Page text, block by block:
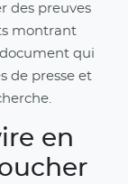
des preuves
montrant
qui
de presse et
en